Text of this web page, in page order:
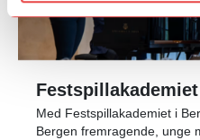
Med Festspillakademiet i
Bergen fremragende, unge